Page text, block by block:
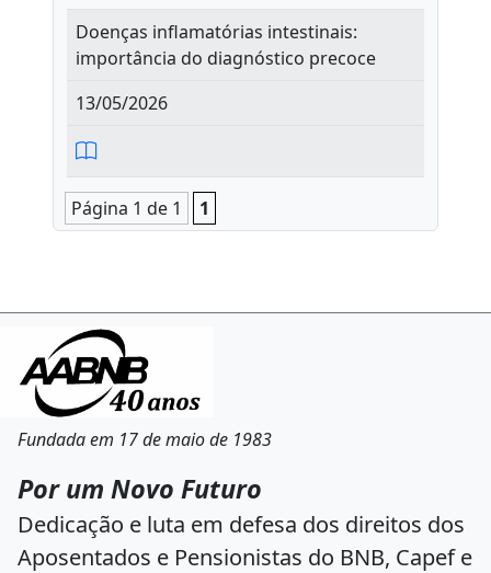
Doenças inflamatórias intestinais:
importância do diagnóstico precoce
13/05/2026
Página 1 de 1 1
Fundada em 17 de maio de 1983
Por um Novo Futuro
Dedicação e luta em defesa dos direitos dos
Aposentados e Pensionistas do BNB, Capef e